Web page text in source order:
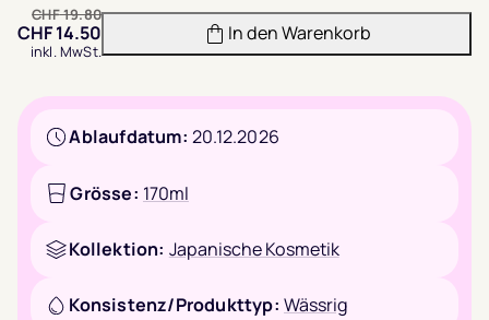
verringern
CHF19.80
CHF14.50
inkl. MwSt.
In den Warenkorb
Ablaufdatum: 20.12.2026
Grösse: 170ml
Kollektion: Japanische Kosmetik
Konsistenz/Produkttyp: Wässrig